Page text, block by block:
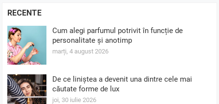
RECENTE
Cum alegi parfumul potrivit în funcție de
personalitate și anotimp
marți, 4 august 2026
De ce liniștea a devenit una dintre cele mai
căutate forme de lux
joi, 30 iulie 2026